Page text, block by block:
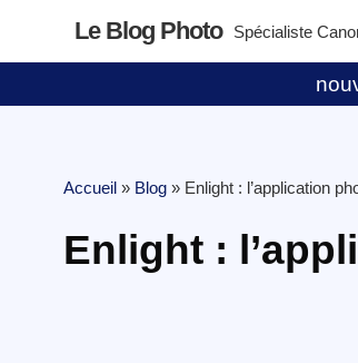
Le Blog Photo Spécialiste
Accueil » Blog » Enlight : l’application
Enlight :